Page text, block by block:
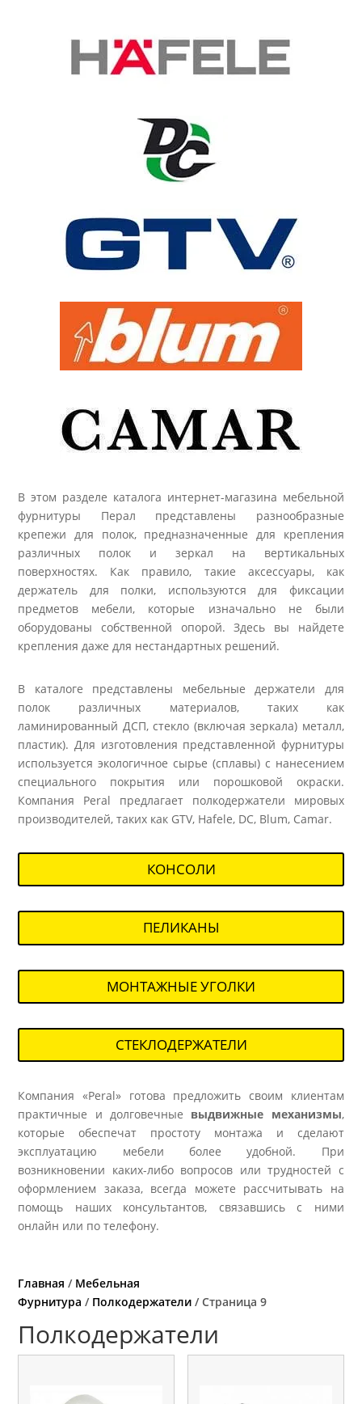
В этом разделе каталога интернет-магазина мебельной
фурнитуры Перал представлены разнообразные
крепежи для полок, предназначенные для крепления
различных полок и зеркал на вертикальных
поверхностях. Как правило, такие аксессуары, как
держатель для полки, используются для фиксации
предметов мебели, которые изначально не были
оборудованы собственной опорой. Здесь вы найдете
крепления даже для нестандартных решений.
В каталоге представлены мебельные держатели для
полок различных материалов, таких как
ламинированный ДСП, стекло (включая зеркала) металл,
пластик). Для изготовления представленной фурнитуры
используется экологичное сырье (сплавы) с нанесением
специального покрытия или порошковой окраски.
Компания Peral предлагает полкодержатели мировых
производителей, таких как GTV, Hafele, DC, Blum, Camar.
КОНСОЛИ
ПЕЛИКАНЫ
МОНТАЖНЫЕ УГОЛКИ
СТЕКЛОДЕРЖАТЕЛИ
Компания «Peral» готова предложить своим клиентам
практичные и долговечные выдвижные механизмы,
которые обеспечат простоту монтажа и сделают
эксплуатацию мебели более удобной. При
возникновении каких-либо вопросов или трудностей с
оформлением заказа, всегда можете рассчитывать на
помощь наших консультантов, связавшись с ними
онлайн или по телефону.
Главная / Мебельная
Фурнитура / Полкодержатели / Страница 9
Полкодержатели